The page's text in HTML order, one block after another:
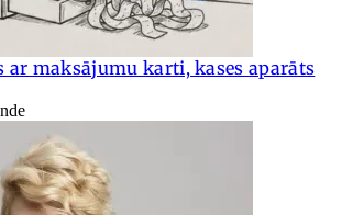
ar maksājumu karti, kases aparāts